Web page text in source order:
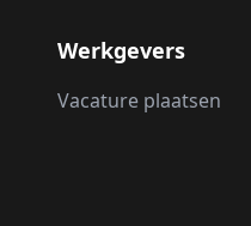
Werkgevers
Vacature plaatsen